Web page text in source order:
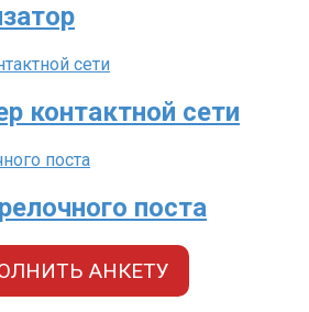
контактной сети
поста
АНКЕТУ